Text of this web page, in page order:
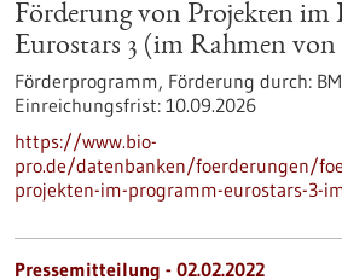
Förderung von Projekten im
Eurostars 3 (im Rahmen
Förderprogramm, Förderung durch:
Einreichungsfrist: 10.09.2026
https://www.bio-
pro.de/datenbanken/foerderungen/
projekten-im-programm-eurostars-3-
Pressemitteilung - 02.02.2022